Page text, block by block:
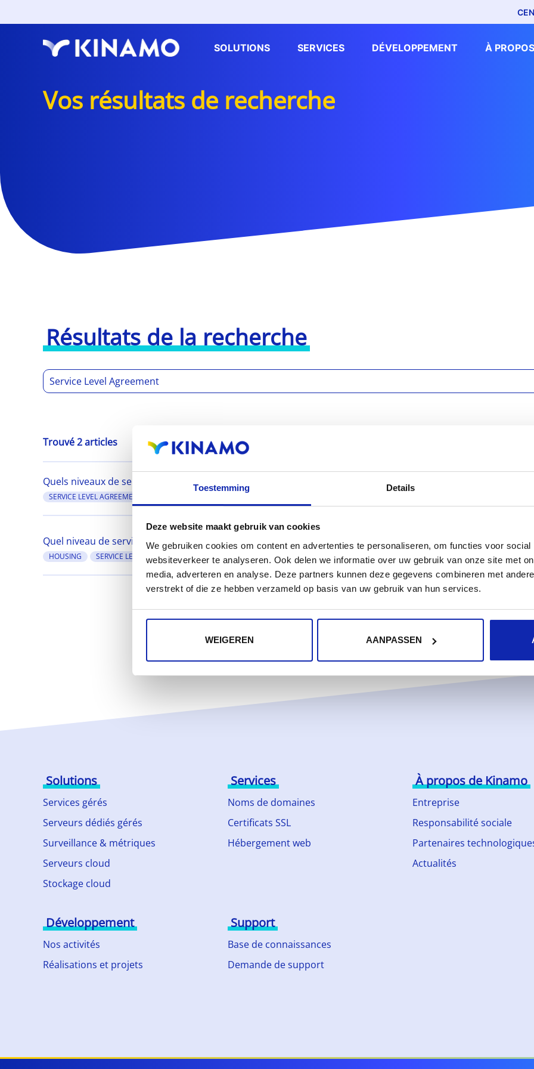
Toestemming Details
Deze website maakt gebruik van cookies
We gebruiken cookies om content en advertenties te personaliseren, om functies voor
websiteverkeer te analyseren. Ook delen we informatie over uw gebruik van onze site met
media, adverteren en analyse. Deze partners kunnen deze gegevens combineren met
verstrekt of die ze hebben verzameld op basis van uw gebruik van hun services.
WEIGEREN AANPASSEN
SOLUTIONS SERVICES DÉVELOPPEMENT À
Vos résultats de recherche
Résultats de la recherche
Trouvé 2 articles
Quels niveaux de service (SLA) sont en vigueur sur un hébergement serveur dédié?
SERVICE LEVEL AGREEMENT
Quel niveau de service (SLA) est de vigueur sur un hébergement serveur (co-location)?
HOUSING SERVICE LEVEL AGREEMENT SLA
Solutions
Services gérés
Serveurs dédiés gérés
Surveillance & métriques
Serveurs cloud
Stockage cloud
Services
Noms de domaines
Certificats SSL
Hébergement web
À propos de Kinamo
Entreprise
Responsabilité sociale
Partenaires
Actualités
Développement
Nos activités
Réalisations et projets
Support
Base de connaissances
Demande de support